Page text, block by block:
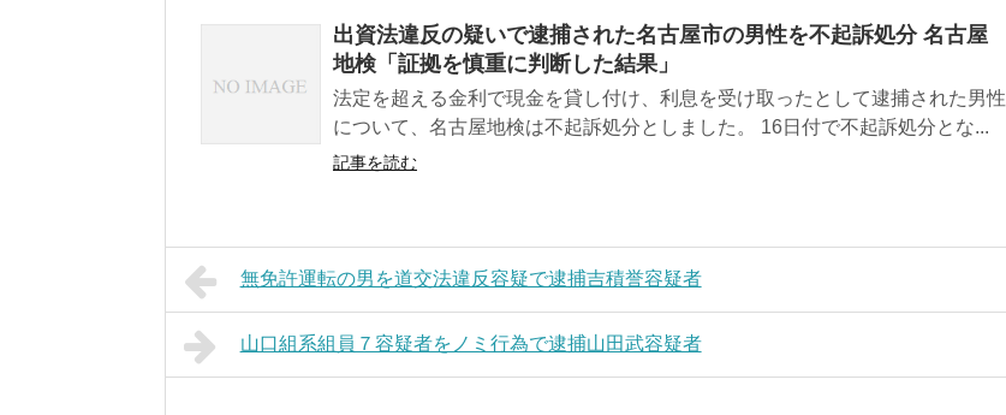
出資法違反の疑いで逮捕された名古屋市の男性を不起訴処分 名古屋
地検「証拠を慎重に判断した結果」
法定を超える金利で現金を貸し付け、利息を受け取ったとして逮捕された男性
について、名古屋地検は不起訴処分としました。 16日付で不起訴処分とな...
記事を読む
無免許運転の男を道交法違反容疑で逮捕吉積誉容疑者
山口組系組員７容疑者をノミ行為で逮捕山田武容疑者